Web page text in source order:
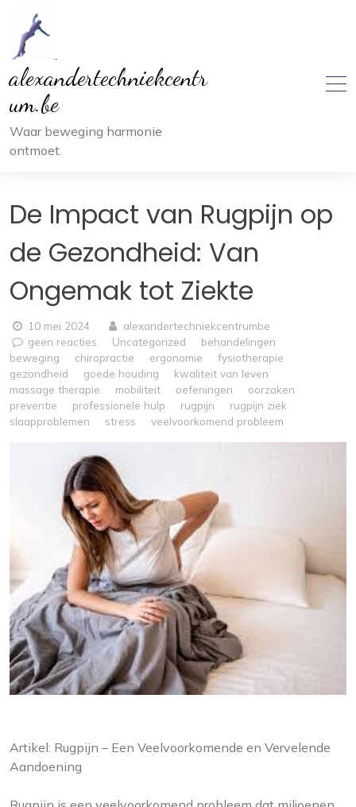
inhoud
alexandertechniekcentr
um.be
Waar beweging harmonie
ontmoet.
De Impact van Rugpijn op
de Gezondheid: Van
Ongemak tot Ziekte
10 mei 2024
alexandertechniekcentrumbe
geen reacties
Uncategorized
behandelingen
beweging
chiropractie ergonomie
fysiotherapie
gezondheid
goede houding
kwaliteit van leven
massage therapie
mobiliteit oefeningen
oorzaken
preventie
professionele hulp rugpijn
rugpijn ziek
slaapproblemen
stress veelvoorkomend probleem
Artikel: Rugpijn – Een Veelvoorkomende en Vervelende
Aandoening